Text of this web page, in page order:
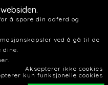
å spore din adferd og
ved å gå til de
dine.
Aksepterer ikke cookies
kun funksjonelle cookies